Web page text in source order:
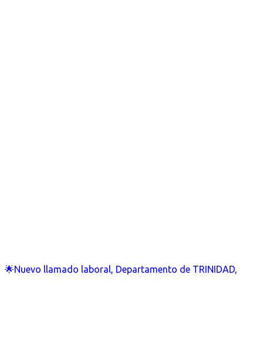
🌟Nuevo llamado laboral, Departamento de TRINIDAD,